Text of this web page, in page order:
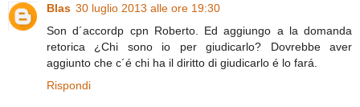
Blas 30 luglio 2013 alle ore 19:30
Son d´accordp cpn Roberto. Ed aggiungo a la domanda
retorica ¿Chi sono io per giudicarlo? Dovrebbe aver
aggiunto che c´é chi ha il diritto di giudicarlo é lo fará.
Rispondi